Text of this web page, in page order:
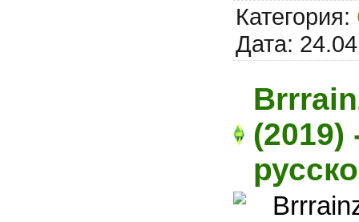
Категория:
Дата:
(2019)